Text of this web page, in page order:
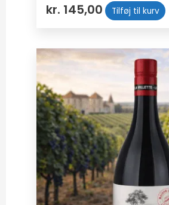
kr. 145,00 Tilføj til kurv